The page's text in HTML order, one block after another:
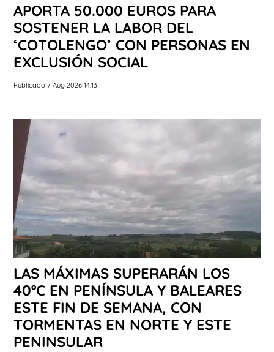
APORTA 50.000 EUROS PARA
SOSTENER LA LABOR DEL
‘COTOLENGO’ CON PERSONAS EN
EXCLUSIÓN SOCIAL
Publicado 7 Aug 2026 14:13
LAS MÁXIMAS SUPERARÁN LOS
40ºC EN PENÍNSULA Y BALEARES
ESTE FIN DE SEMANA, CON
TORMENTAS EN NORTE Y ESTE
PENINSULAR